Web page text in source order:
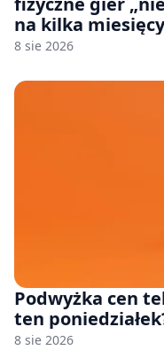
na kilka
8 sie 2026
Podwyżka cen
ten
8 sie 2026